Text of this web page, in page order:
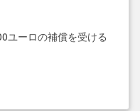
ユーロの補償を受ける